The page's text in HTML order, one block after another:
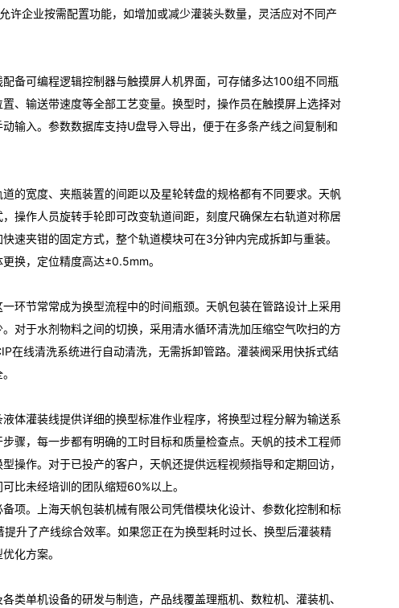
企业按需配置功能，如增加或减少灌装头数量，灵活应对不同产
备可编程逻辑控制器与触摸屏人机界面，可存储多达100组不同瓶
、输送带速度等全部工艺变量。换型时，操作员在触摸屏上选择对
输入。参数数据库支持U盘导入导出，便于在多条产线之间复制和
的宽度、夹瓶装置的间距以及星轮转盘的规格都有不同要求。天帆
操作人员旋转手轮即可改变轨道间距，刻度尺确保左右轨道对称居
速夹钳的固定方式，整个轨道模块可在3分钟内完成拆卸与重装。
换，定位精度高达±0.5mm。
环节常常成为换型流程中的时间瓶颈。天帆包装在管路设计上采用
对于水剂物料之间的切换，采用清水循环清洗加压缩空气吹扫的方
在线清洗系统进行自动清洗，无需拆卸管路。灌装阀采用快拆式结
体灌装线提供详细的换型标准作业程序，将换型过程分解为输送系
骤，每一步都有明确的工时目标和质量检查点。天帆的技术工程师
操作。对于已投产的客户，天帆还提供远程视频指导和定期回访，
比未经培训的团队缩短60%以上。
项。上海天帆包装机械有限公司凭借模块化设计、参数化控制和标
升了产线综合效率。如果您正在为换型耗时过长、换型后灌装精
化方案。
类单机设备的研发与制造，产品线覆盖理瓶机、数粒机、灌装机、